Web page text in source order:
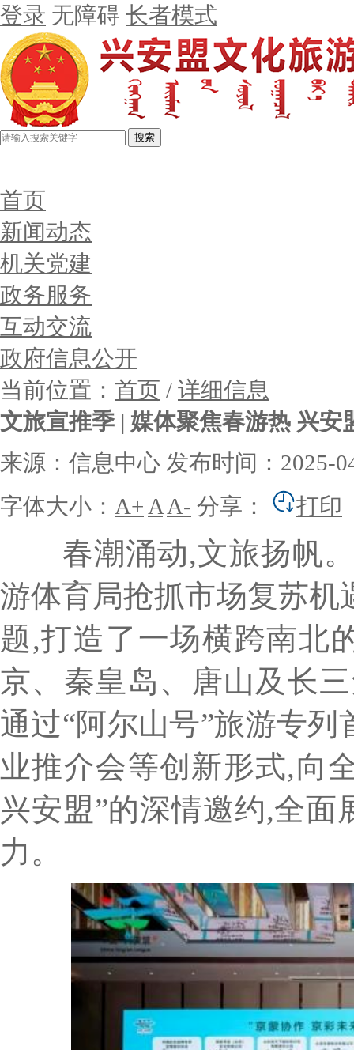
登录 无障碍 长者模式
搜索
首页
新闻动态
机关党建
政务服务
互动交流
政府信息公开
当前位置： 首页 / 详细信息
文旅宣推季 | 媒体聚焦春游热 兴
来源：信息中心 发布时间：2025-
字体大小： A+ A A- 分享： 打印
春潮涌动,文旅扬帆。
游体育局抢抓市场复苏
题,打造了一场横跨南北
京、秦皇岛、唐山及长
通过“阿尔山号”旅游专
业推介会等创新形式,向
兴安盟”的深情邀约,全面
力。